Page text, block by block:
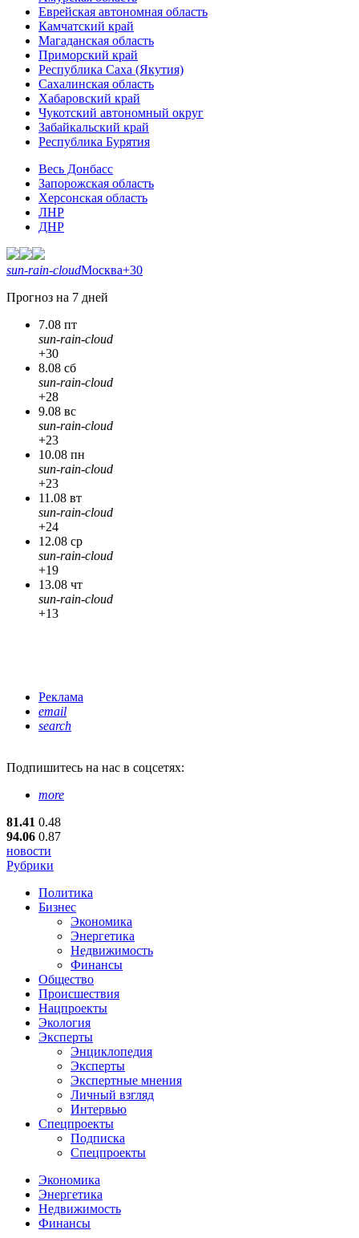
Еврейская автономная область
Камчатский край
Магаданская область
Приморский край
Республика Саха (Якутия)
Сахалинская область
Хабаровский край
Чукотский автономный округ
Забайкальский край
Республика Бурятия
Весь Донбасс
Запорожская область
Херсонская область
ЛНР
ДНР
sun-rain-cloudМосква+30
Прогноз на 7 дней
7.08 пт
sun-rain-cloud
+30
8.08 сб
sun-rain-cloud
+28
9.08 вс
sun-rain-cloud
+23
10.08 пн
sun-rain-cloud
+23
11.08 вт
sun-rain-cloud
+24
12.08 ср
sun-rain-cloud
+19
13.08 чт
sun-rain-cloud
+13
Реклама
email
search
Подпишитесь на нас в соцсетях:
more
81.41 0.48
94.06 0.87
новости
Рубрики
Политика
Бизнес
Экономика
Энергетика
Недвижимость
Финансы
Общество
Происшествия
Нацпроекты
Экология
Эксперты
Энциклопедия
Эксперты
Экспертные мнения
Личный взгляд
Интервью
Спецпроекты
Подписка
Спецпроекты
Экономика
Энергетика
Недвижимость
Финансы